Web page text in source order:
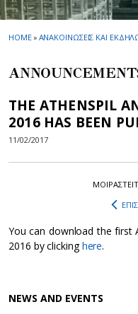
HOME» ΑΝΑΚΟΙΝΩΣΕΙΣ ΚΑΙ
THE ATHENSPIL
2016 HAS BEEN
11/02/2017
You can download the first
2016 by clickinghere.
NEWS AND EVENTS